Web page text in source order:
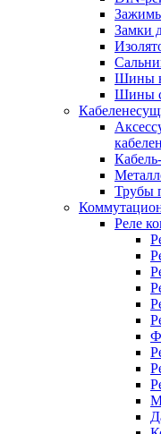
Замки
Шины
Шины
Трубы
Реле